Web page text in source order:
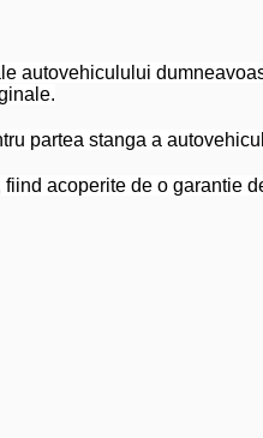
partea stanga a
acoperite de o garantie